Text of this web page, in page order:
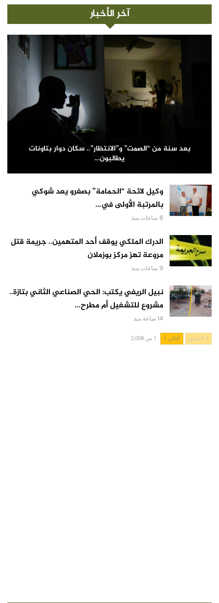
آخر الأخبار
بعد سنة من “الصمت” و”الانتظار”.. سكان دوار بتاونات
يطالبون…
وكيل لائحة “الحمامة” بصفرو يعد شوكي
بالمرتبة الأولى في…
8 ساعات منذ
الدرك الملكي يوقف أحد المتهمين.. جريمة قتل
مروعة تهز مركز بوزملان
9 ساعات منذ
نبيل الريفي يكتب: الحي الصناعي الثاني بتازة..
مشروع للتشغيل أم مطرح…
14 ساعة منذ
السابق التالي 1 من 2,008